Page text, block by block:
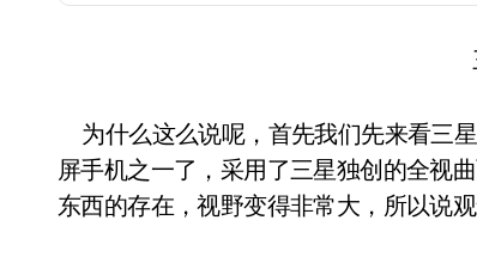
为什么这么说呢，首先我们先来看三
屏手机之一了，采用了三星独创的全视
东西的存在，视野变得非常大，所以说